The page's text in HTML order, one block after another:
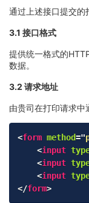
通过上述接口提交的
3.1 接口格式
提供统一格式的
数据。
3.2 请求地址
由贵司在打印请求
<form method="
<input
<input
<input
</form>